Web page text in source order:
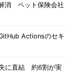
消 ペット保険会社
Actionsのセキ
に直結 約6割が実